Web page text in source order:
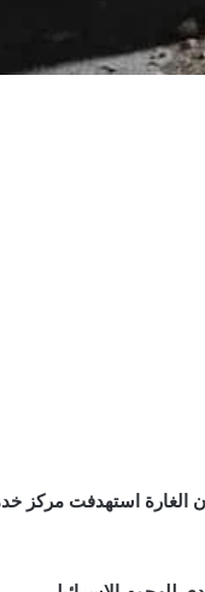
عن مقتل 3 أشخاص، بينهم سيدة مسنة، وإصابة 11 آخرين.وذكر